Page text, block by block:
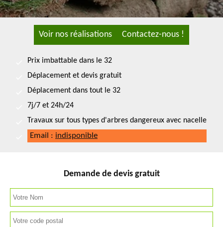
Voir nos réalisations Contactez-nous !
Prix imbattable dans le 32
Déplacement et devis gratuit
Déplacement dans tout le 32
7j/7 et 24h/24
Travaux sur tous types d'arbres dangereux avec nacelle
Email : indisponible
Demande de devis gratuit